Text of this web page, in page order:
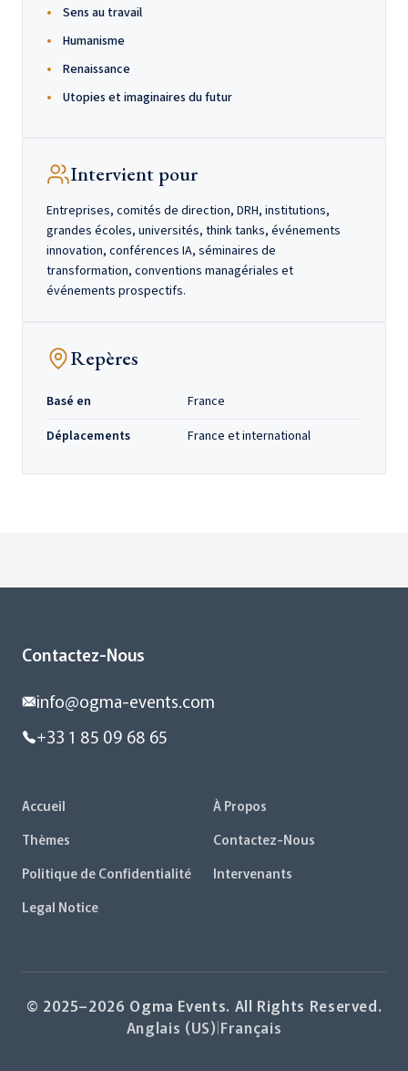
Sens au travail
Humanisme
Renaissance
Utopies et imaginaires du futur
Intervient pour
Entreprises, comités de direction, DRH, institutions,
grandes écoles, universités, think tanks, événements
innovation, conférences IA, séminaires de
transformation, conventions managériales et
événements prospectifs.
Repères
Basé en
France
Déplacements
France et international
Contactez-Nous
info@ogma-events.com
+33 1 85 09 68 65
Accueil
À Propos
Thèmes
Contactez-Nous
Politique de Confidentialité
Intervenants
Legal Notice
© 2025–2026 Ogma Events. All Rights Reserved.
Anglais (US)|Français